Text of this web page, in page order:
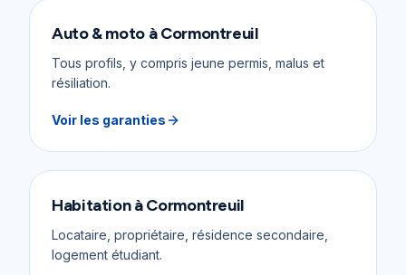
Auto & moto àCormontreuil
Tous profils, y compris jeune permis, malus et
résiliation.
Voir les garanties
HabitationàCormontreuil
Locataire, propriétaire, résidence secondaire,
logement étudiant.